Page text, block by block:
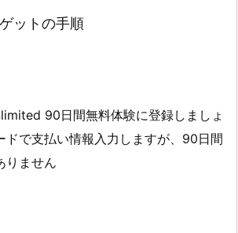
ットの手順
90日間無料体験に登録しましょ
ドで支払い情報入力しますが、90日間
りません